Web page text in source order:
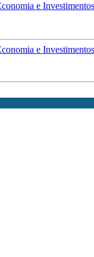
e Investimentos
e Investimentos